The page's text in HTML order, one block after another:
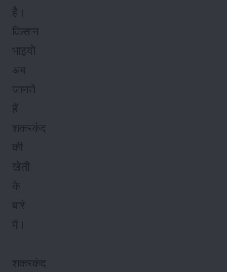
है।
किसान
भाइयों
जानते
हैं
शकरकंद
की
खेती
के
बारे
में।
शकरकंद